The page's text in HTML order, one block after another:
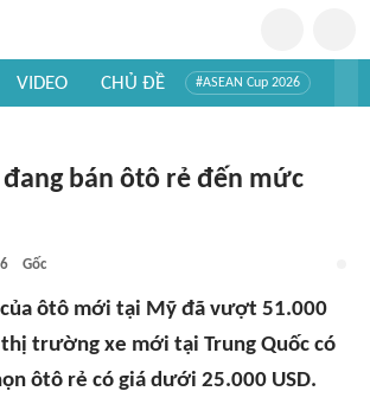
VIDEO CHỦ ĐỀ #ASEAN Cup 2026
đang bán ôtô rẻ đến mức
Gốc
ôtô mới tại Mỹ đã vượt 51.000
trường xe mới tại Trung Quốc có
ôtô rẻ có giá dưới 25.000 USD.